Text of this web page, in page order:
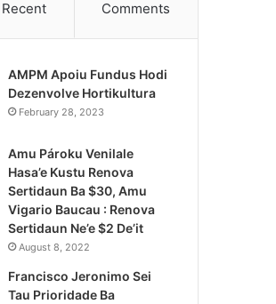
Recent Comments
AMPM Apoiu Fundus Hodi
Dezenvolve Hortikultura
February 28, 2023
Amu Pároku Venilale
Hasa’e Kustu Renova
Sertidaun Ba $30, Amu
Vigario Baucau : Renova
Sertidaun Ne’e $2 De’it
August 8, 2022
Francisco Jeronimo Sei
Tau Prioridade Ba